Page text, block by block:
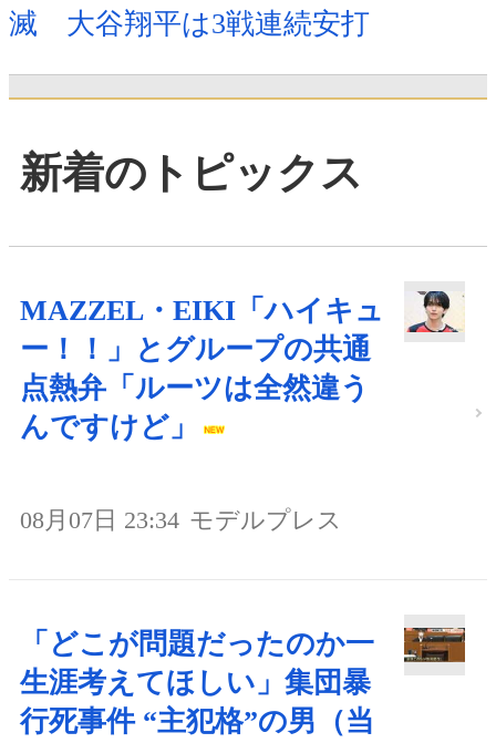
滅 大谷翔平は3戦連続安打
新着のトピックス
MAZZEL・EIKI「ハイキュ
ー！！」とグループの共通
点熱弁「ルーツは全然違う
んですけど」
08月07日 23:34 モデルプレス
「どこが問題だったのか一
生涯考えてほしい」集団暴
行死事件 “主犯格”の男（当